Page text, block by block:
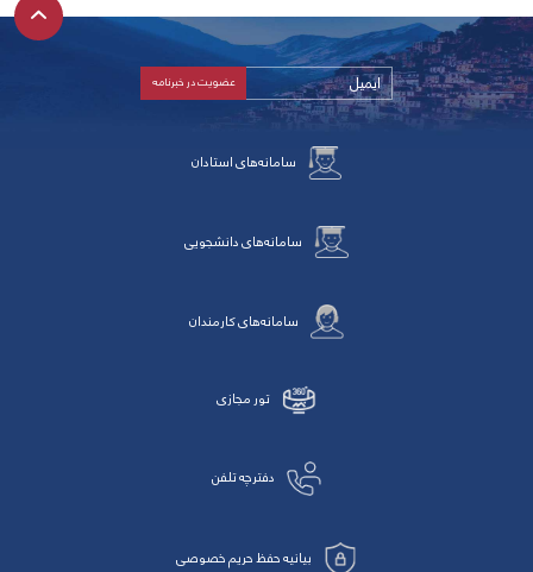
سامانه‌های استادان
سامانه‌های دانشجویی
سامانه‌های کارمندان
تور مجازی
دفترچه تلفن
بیانیه حفظ حریم خصوصی